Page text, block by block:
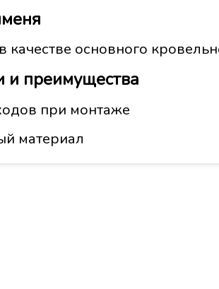
качестве основного
и преимущества
при монтаже
материал